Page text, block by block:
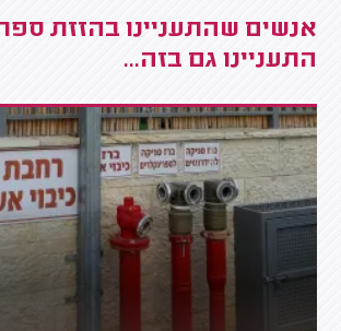
אנשים שהתעניינו בהזזת
התעניינו גם בזה...